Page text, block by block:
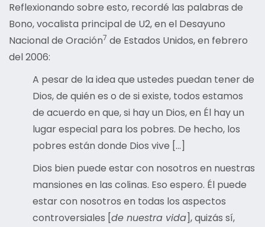
Reflexionando sobre esto, recordé las palabras de
Bono, vocalista principal de U2, en el Desayuno
Nacional de Oración7 de Estados Unidos, en febrero
del 2006:
A pesar de la idea que ustedes puedan tener de
Dios, de quién es o de si existe, todos estamos
de acuerdo en que, si hay un Dios, en Él hay un
lugar especial para los pobres. De hecho, los
pobres están donde Dios vive […]
Dios bien puede estar con nosotros en nuestras
mansiones en las colinas. Eso espero. Él puede
estar con nosotros en todas los aspectos
controversiales [de nuestra vida], quizás sí,